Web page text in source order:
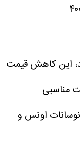
و ۹۲۱ هزار و ۴۰۰
این کاهش قیمت
مناسبی
اونس و